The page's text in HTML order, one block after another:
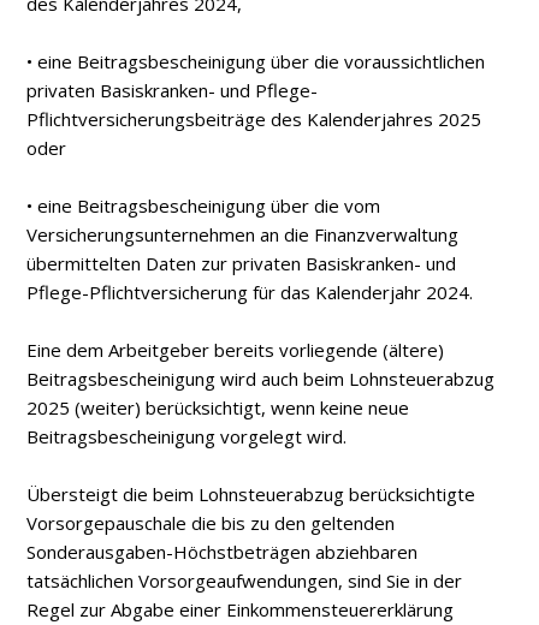
• eine Beitragsbescheinigung über die voraussichtlichen
privaten Basiskranken- und Pflege-
Pflichtversicherungsbeiträge des Kalenderjahres 2025
oder
• eine Beitragsbescheinigung über die vom
Versicherungsunternehmen an die Finanzverwaltung
übermittelten Daten zur privaten Basiskranken- und
Pflege-Pflichtversicherung für das Kalenderjahr 2024.
Eine dem Arbeitgeber bereits vorliegende (ältere)
Beitragsbescheinigung wird auch beim Lohnsteuerabzug
2025 (weiter) berücksichtigt, wenn keine neue
Beitragsbescheinigung vorgelegt wird.
Übersteigt die beim Lohnsteuerabzug berücksichtigte
Vorsorgepauschale die bis zu den geltenden
Sonderausgaben-Höchstbeträgen abziehbaren
tatsächlichen Vorsorgeaufwendungen, sind Sie in der
Regel zur Abgabe einer Einkommensteuererklärung